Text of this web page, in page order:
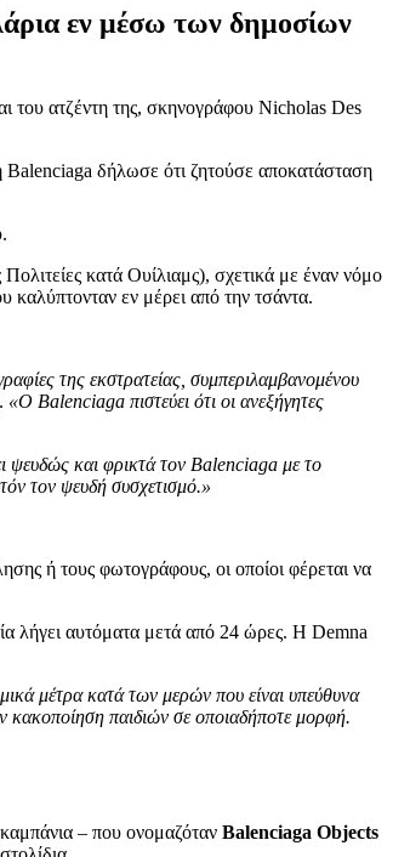
εν μέσω των δημοσίων
του ατζέντη της, σκηνογράφου Nicholas Des
Balenciaga δήλωσε ότι ζητούσε αποκατάσταση
κατά Ουίλιαμς), σχετικά με έναν νόμο
καλύπτονταν εν μέρει από την τσάντα.
της εκστρατείας, συμπεριλαμβανομένου
«Ο Balenciaga πιστεύει ότι οι ανεξήγητες
ψευδώς και φρικτά τον Balenciaga με το
τον ψευδή συσχετισμό.»
ή τους φωτογράφους, οι οποίοι φέρεται να
λήγει αυτόματα μετά από 24 ώρες. Η Demna
μέτρα κατά των μερών που είναι υπεύθυνα
κακοποίηση παιδιών σε οποιαδήποτε μορφή.
καμπάνια – που ονομαζόταν Balenciaga Objects